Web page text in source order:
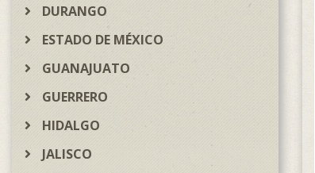
DURANGO
ESTADO DE MÉXICO
GUANAJUATO
GUERRERO
HIDALGO
JALISCO